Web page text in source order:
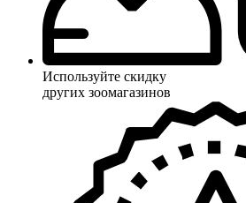
Используйте скидку
других зоомагазинов